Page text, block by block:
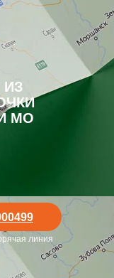
МО
линия